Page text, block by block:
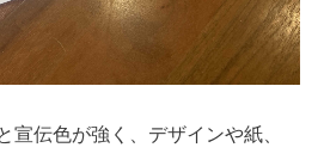
宣伝色が強く、デザインや紙、